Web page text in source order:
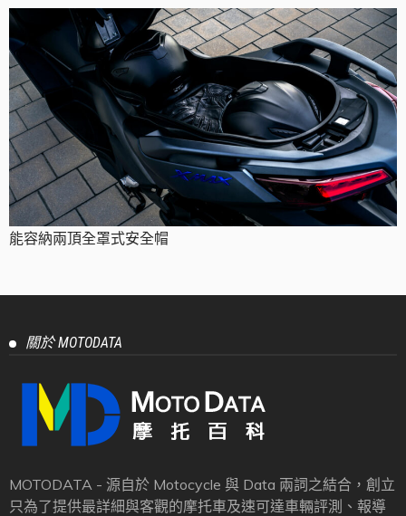
能容納兩頂全罩式安全帽
關於 MOTODATA
MOTODATA - 源自於 Motocycle 與 Data 兩詞之結合，創立
只為了提供最詳細與客觀的摩托車及速可達車輛評測、報導